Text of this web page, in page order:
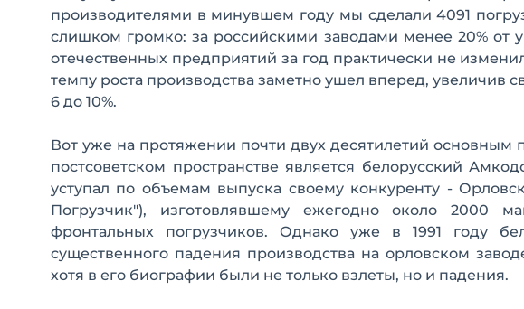
производителями в минувшем году мы сделали 4091
слишком громко: за российскими заводами менее 20% от
отечественных предприятий за год практически не
темпу роста производства заметно ушел вперед, увеличив
6 до 10%.
Вот уже на протяжении почти двух десятилетий основным
постсоветском пространстве является белорусский
уступал по объемам выпуска своему конкуренту -
Погрузчик"), изготовлявшему ежегодно около 2000
фронтальных погрузчиков. Однако уже в 1991 году
существенного падения производства на орловском
хотя в его биографии были не только взлеты, но и падения.